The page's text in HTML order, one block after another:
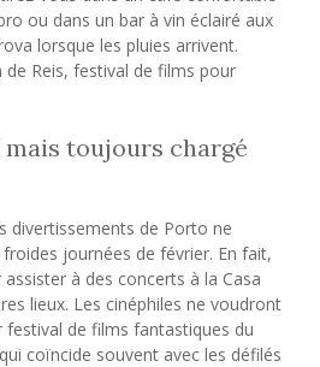
ou dans un bar à vin éclairé aux
lorsque les pluies arrivent.
de Reis, festival de films pour
toujours chargé
divertissements de Porto ne
journées de février. En fait,
assister à des concerts à la Casa
lieux. Les cinéphiles ne voudront
de films fantastiques du
coïncide souvent avec les défilés